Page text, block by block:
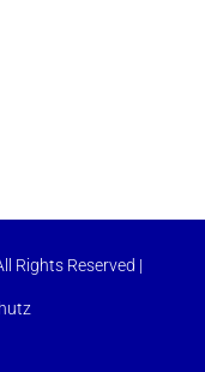
Rights Reserved |